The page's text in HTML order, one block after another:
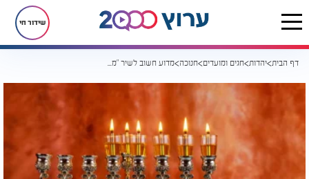
שידור חי
דף הבית יהדות חגים ומועדים חנוכה מדוע חשוב לשיר "מעוז צור" אחרי ההדלקה?